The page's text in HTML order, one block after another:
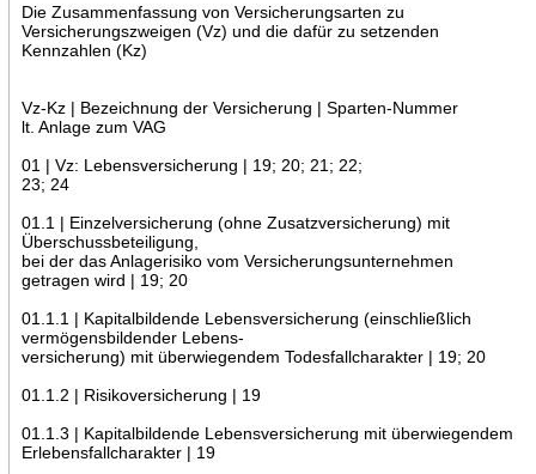
Die Zusammenfassung von Versicherungsarten zu
Versicherungszweigen (Vz) und die dafür zu setzenden
Kennzahlen (Kz)
Vz-Kz | Bezeichnung der Versicherung | Sparten-Nummer
lt. Anlage zum VAG
01 | Vz: Lebensversicherung | 19; 20; 21; 22;
23; 24
01.1 | Einzelversicherung (ohne Zusatzversicherung) mit
Überschussbeteiligung,
bei der das Anlagerisiko vom Versicherungsunternehmen
getragen wird | 19; 20
01.1.1 | Kapitalbildende Lebensversicherung (einschließlich
vermögensbildender Lebens-
versicherung) mit überwiegendem Todesfallcharakter | 19; 20
01.1.2 | Risikoversicherung | 19
01.1.3 | Kapitalbildende Lebensversicherung mit überwiegendem
Erlebensfallcharakter | 19